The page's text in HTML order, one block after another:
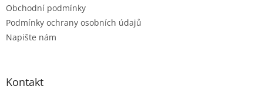
Obchodní podmínky
Podmínky ochrany osobních údajů
Napište nám
Kontakt